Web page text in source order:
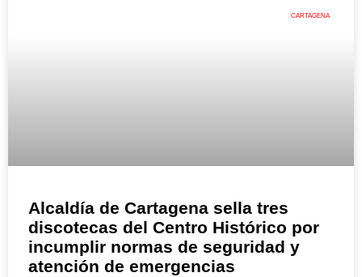
CARTAGENA
Alcaldía de Cartagena sella tres
discotecas del Centro Histórico por
incumplir normas de seguridad y
atención de emergencias